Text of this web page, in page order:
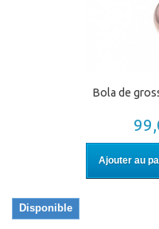
Bola de
Ajouter au
Disponible